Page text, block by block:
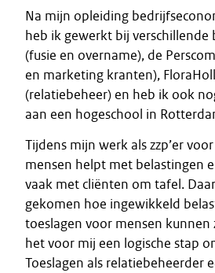
Na mijn opleiding
heb ik gewerkt bij verschillende
(fusie en overname), de
en marketing kranten),
(relatiebeheer) en heb ik ook
aan een hogeschool in
Tijdens mijn werk als zzp’er
mensen helpt met belastingen
vaak met cliënten om tafel.
gekomen hoe ingewikkeld
toeslagen voor mensen kunnen
het voor mij een logische stap
Toeslagen als relatiebeheerder